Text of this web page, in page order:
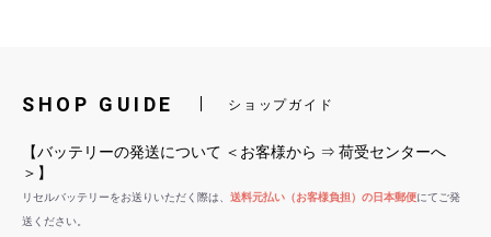
SHOP GUIDE ショップガイド
【バッテリーの発送について ＜お客様から ⇒ 荷受センターへ
＞】
リセルバッテリーをお送りいただく際は、 送料元払い（お客様負担）の日本郵便にてご発
送ください。